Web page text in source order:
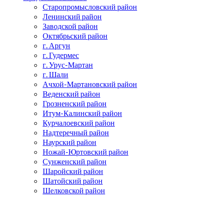
Старопромысловский район
Ленинский район
Заводской район
Октябрьский район
г. Аргун
г. Гудермес
г. Урус-Мартан
г. Шали
Ачхой-Мартановский район
Веденский район
Грозненский район
Итум-Калинский район
Курчалоевский район
Надтеречный район
Наурский район
Ножай-Юртовский район
Сунженский район
Шаройский район
Шатойский район
Шелковской район